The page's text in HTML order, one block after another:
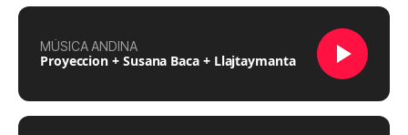
MÚSICA ANDINA
Proyeccion + Susana Baca + Llajtaymanta